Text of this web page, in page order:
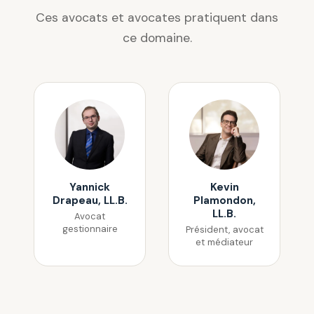
Ces avocats et avocates pratiquent dans
ce domaine.
Yannick
Drapeau, LL.B.
Avocat
gestionnaire
Kevin
Plamondon,
LL.B.
Président, avocat
et médiateur